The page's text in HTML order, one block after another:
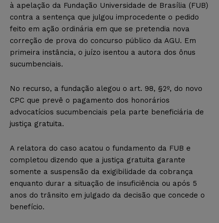
à apelação da Fundação Universidade de Brasília (FUB)
contra a sentença que julgou improcedente o pedido
feito em ação ordinária em que se pretendia nova
correção de prova do concurso público da AGU. Em
primeira instância, o juízo isentou a autora dos ônus
sucumbenciais.
No recurso, a fundação alegou o art. 98, §2º, do novo
CPC que prevê o pagamento dos honorários
advocatícios sucumbenciais pela parte beneficiária de
justiça gratuita.
A relatora do caso acatou o fundamento da FUB e
completou dizendo que a justiça gratuita garante
somente a suspensão da exigibilidade da cobrança
enquanto durar a situação de insuficiência ou após 5
anos do trânsito em julgado da decisão que concede o
benefício.